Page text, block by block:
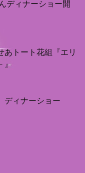
ディナーショー開
トート花組『エリ
』
ィナーショー